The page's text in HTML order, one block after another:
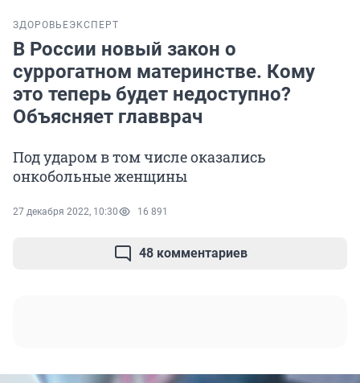
ЗДОРОВЬЕЭКСПЕРТ
В России новый закон о
суррогатном материнстве. Кому
это теперь будет недоступно?
Объясняет главврач
Под ударом в том числе оказались
онкобольные женщины
27 декабря 2022, 10:30 16 891
48 комментариев